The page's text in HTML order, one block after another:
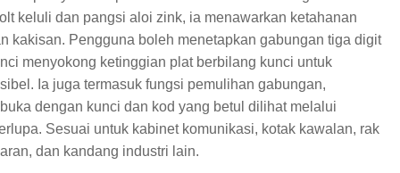
keluli dan pangsi aloi zink, ia menawarkan ketahanan
kakisan. Pengguna boleh menetapkan gabungan tiga digit
menyokong ketinggian plat berbilang kunci untuk
Ia juga termasuk fungsi pemulihan gabungan,
dengan kunci dan kod yang betul dilihat melalui
Sesuai untuk kabinet komunikasi, kotak kawalan, rak
dan kandang industri lain.